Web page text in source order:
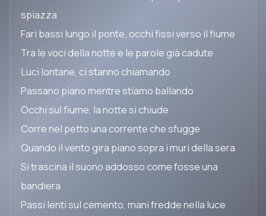
spiazza
Fari bassi lungo il ponte, occhi fissi verso il fiume
Tra le voci della notte e le parole già cadute
Luci lontane, ci stanno chiamando
Passano piano mentre stiamo ballando
Occhi sul fiume, la notte si chiude
Corre nel petto una corrente che sfugge
Quando il vento gira piano sopra i muri della sera
Si trascina il suono addosso come fosse una
bandiera
Passi lenti sul cemento, mani fredde nella luce